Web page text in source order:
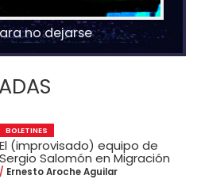
no dejarse
BOLETINES
El (improvisado) equipo de
Sergio Salomón en Migración
Ernesto Aroche Aguilar